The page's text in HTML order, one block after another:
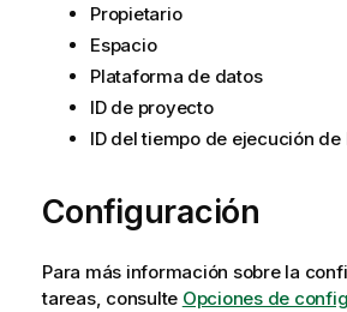
Propietario
Espacio
Plataforma de datos
ID de proyecto
ID del tiempo de ejecución
Configuración
Para más información sobre la
tareas, consulte Opciones de